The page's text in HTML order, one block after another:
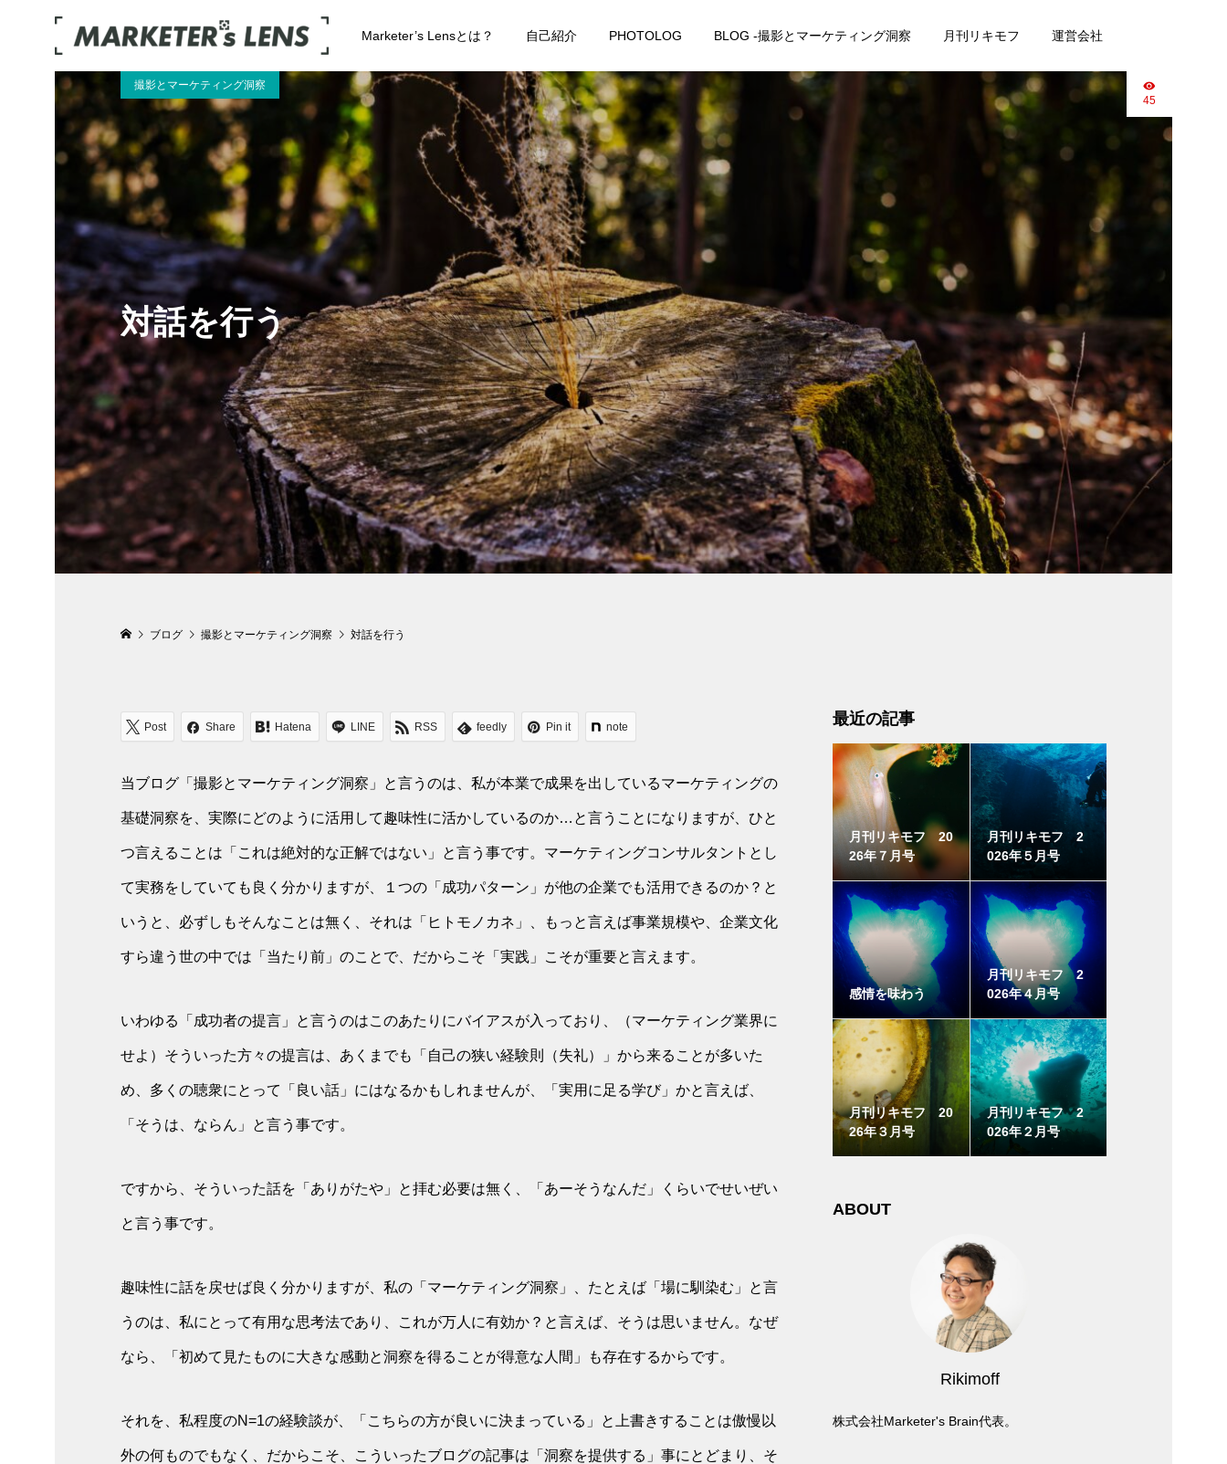
Marketer’s Lensとは？ 自己紹介 PHOTOLOG BLOG -撮影とマーケティング洞察 月刊リキモフ 運営会社
対話を行う
撮影とマーケティング洞察
45
ブログ 撮影とマーケティング洞察 対話を行う
Post Share Hatena LINE RSS feedly Pin it note
当ブログ「撮影とマーケティング洞察」と言うのは、私が本業で成果を出しているマーケティングの
基礎洞察を、実際にどのように活用して趣味性に活かしているのか…と言うことになりますが、ひと
つ言えることは「これは絶対的な正解ではない」と言う事です。マーケティングコンサルタントとし
て実務をしていても良く分かりますが、１つの「成功パターン」が他の企業でも活用できるのか？と
いうと、必ずしもそんなことは無く、それは「ヒトモノカネ」、もっと言えば事業規模や、企業文化
すら違う世の中では「当たり前」のことで、だからこそ「実践」こそが重要と言えます。
いわゆる「成功者の提言」と言うのはこのあたりにバイアスが入っており、（マーケティング業界に
せよ）そういった方々の提言は、あくまでも「自己の狭い経験則（失礼）」から来ることが多いた
め、多くの聴衆にとって「良い話」にはなるかもしれませんが、「実用に足る学び」かと言えば、
「そうは、ならん」と言う事です。
ですから、そういった話を「ありがたや」と拝む必要は無く、「あーそうなんだ」くらいでせいぜい
と言う事です。
趣味性に話を戻せば良く分かりますが、私の「マーケティング洞察」、たとえば「場に馴染む」と言
うのは、私にとって有用な思考法であり、これが万人に有効か？と言えば、そうは思いません。なぜ
なら、「初めて見たものに大きな感動と洞察を得ることが得意な人間」も存在するからです。
それを、私程度のN=1の経験談が、「こちらの方が良いに決まっている」と上書きすることは傲慢以
外の何ものでもなく、だからこそ、こういったブログの記事は「洞察を提供する」事にとどまり、そ
最近の記事
月刊リキモフ 20
26年７月号
月刊リキモフ 2
026年５月号
感情を味わう
月刊リキモフ 2
026年４月号
月刊リキモフ 20
26年３月号
月刊リキモフ 2
026年２月号
ABOUT
Rikimoff
株式会社Marketer's Brain代表。